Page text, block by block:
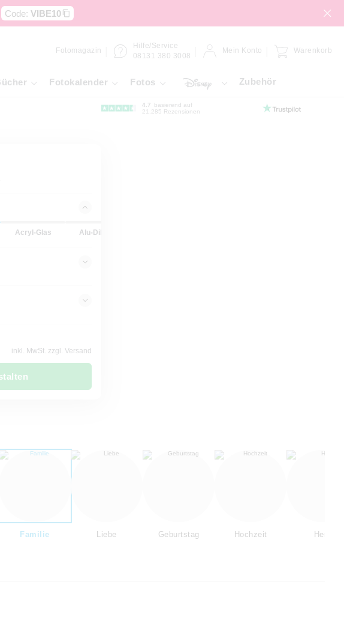
Code: VIBE10
Fotomagazin
Hilfe/Service
08131 380 3008
Mein Konto Warenkorb
Fotokalender Fotos Zubehör
4.7
basierend auf
21.285 Rezensionen
Acryl-Glas Alu-Dibond
inkl. MwSt. zzgl. Versand
Familie Liebe Geburtstag Hochzeit Herz